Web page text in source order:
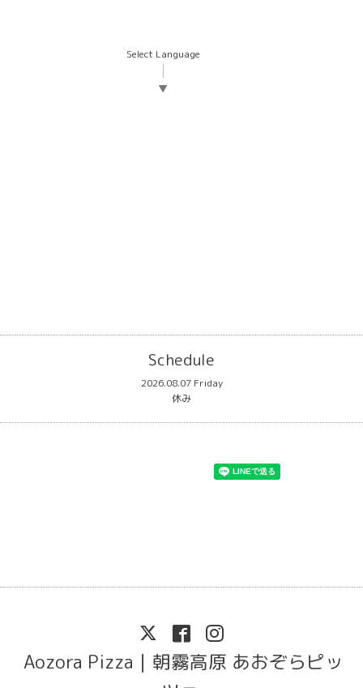
Select Language
▼
Schedule
2026.08.07 Friday
休み
Aozora Pizza｜朝霧高原 あおぞらピッ